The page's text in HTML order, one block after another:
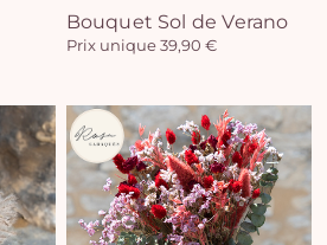
Bouquet Sol de Verano
Prix unique 39,90 €